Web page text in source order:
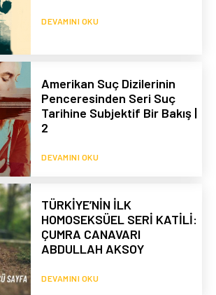
DEVAMINI OKU
Amerikan Suç Dizilerinin
Penceresinden Seri Suç
Tarihine Subjektif Bir Bakış |
2
DEVAMINI OKU
TÜRKİYE’NİN İLK
HOMOSEKSÜEL SERİ KATİLİ:
ÇUMRA CANAVARI
ABDULLAH AKSOY
DEVAMINI OKU